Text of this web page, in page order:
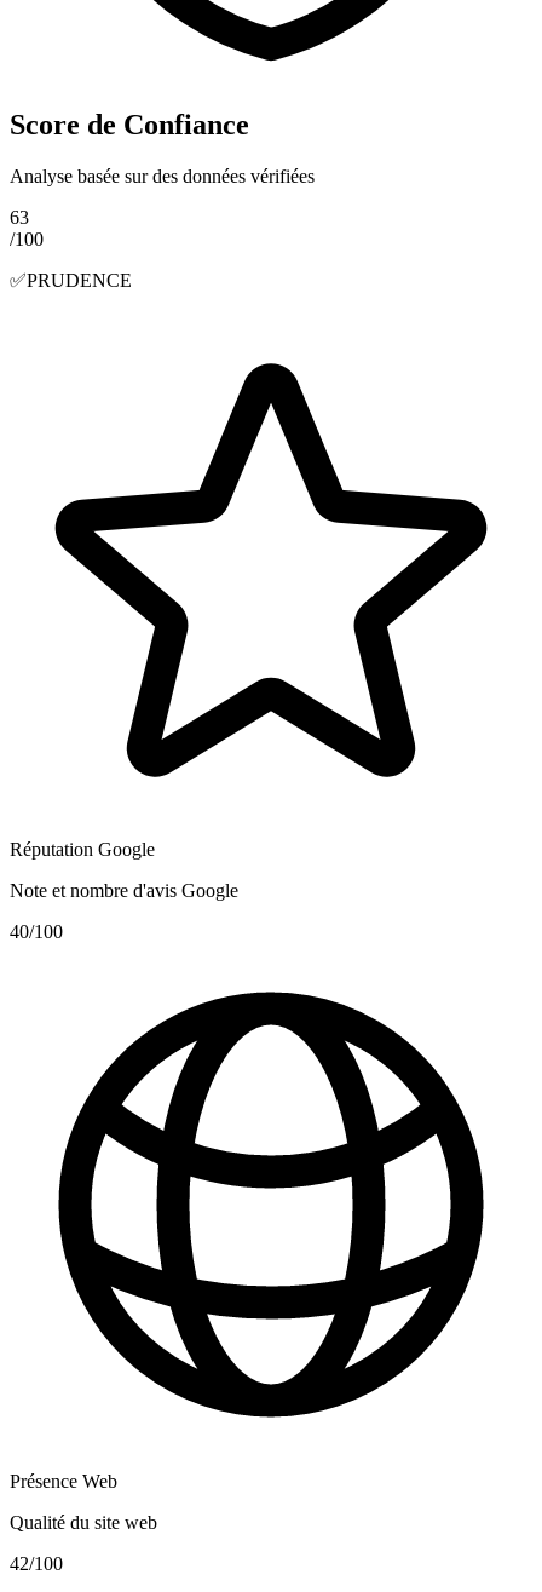
Score de Confiance
Analyse basée sur des données vérifiées
63
/100
✅PRUDENCE
Réputation Google
Note et nombre d'avis Google
40/100
Présence Web
Qualité du site web
42/100